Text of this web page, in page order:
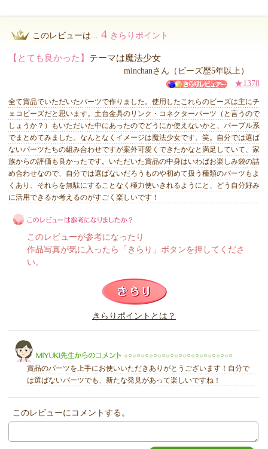
このレビューは... 4 きらりポイント
【とても良かった】 テーマは魔法少女
minchanさん（ビーズ歴5年以上）
★1378
全て賞品でいただいたパーツで作りました。使用したこれらのビーズは主にチ
ェコビーズだと思います。土台金具のリンク・コネクターパーツ（と言うので
しょうか？）もいただいた中にあったのでどうにか使えないかと、パープル系
でまとめてみました。なんとなくイメージは魔法少女です、笑。自分では選ば
ないパーツたちの組み合わせですが案外可愛くできたかなと満足していて、家
族からの評価も良かったです。いただいた賞品の中身はいわばお楽しみ袋の詰
め合わせなので、自分では選ばないだろうものや初めて扱う種類のパーツもよ
くあり、それらを無駄にすることなく極力使いきれるようにと、どう自分好み
に活用できるか考えるのがすごく楽しいです！
このレビューは参考になりましたか？
このレビューが参考になったり
作品写真が気に入ったら「きらり」ボタンを押してくださ
い。
きらりポイントとは？
賞品のパーツを上手にお使いいただきありがとうございます！自分で
は選ばないパーツでも、新たな発見があって楽しいですね！
このレビューにコメントする。